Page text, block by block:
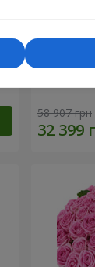
58 907 грн